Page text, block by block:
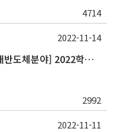
4714
[디지털혁신공유대학사업 차세대반도체분야] 2022학년도 중앙대학교 동계 계절수업 교류 수학 안내
2992
2022-11-14
2022-11-11